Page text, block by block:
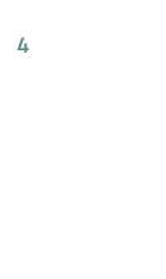
4